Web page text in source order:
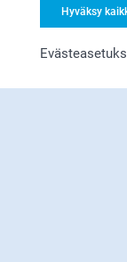
Hyväksy
Alkaen 20,95
(25 arvostelut)
Nosta